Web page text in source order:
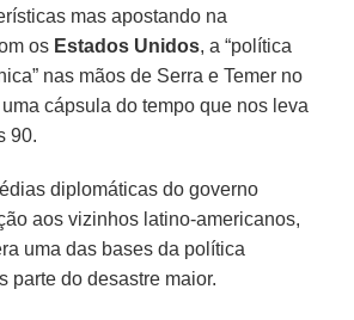
mas apostando na
os Estados Unidos, a “política
nas mãos de Serra e Temer no
cápsula do tempo que nos leva
90.
diplomáticas do governo
aos vizinhos latino-americanos,
uma das bases da política
parte do desastre maior.